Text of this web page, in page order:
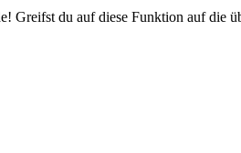
Greifst du auf diese Funktion auf die